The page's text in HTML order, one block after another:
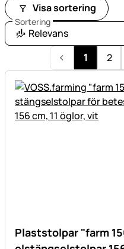
Visa sortering
Sortering
Relevans
1
2
Plaststolpar "farm